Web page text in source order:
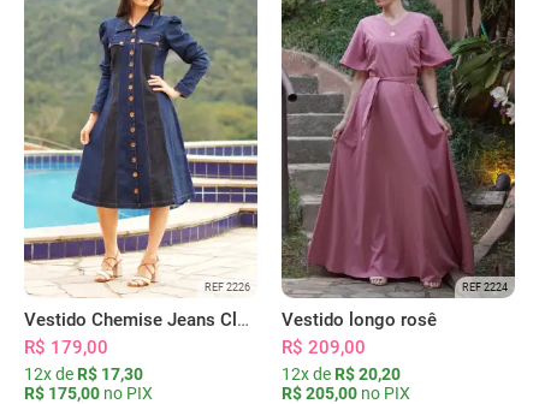
REF 2226
Vestido Chemise Jeans Clássica Serena
R$ 179,00
12x de R$ 17,30
R$ 175,00 no PIX
REF 2224
Vestido longo rosê
R$ 209,00
12x de R$ 20,20
R$ 205,00 no PIX